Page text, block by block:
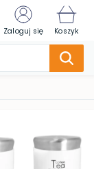
Zaloguj się Koszyk